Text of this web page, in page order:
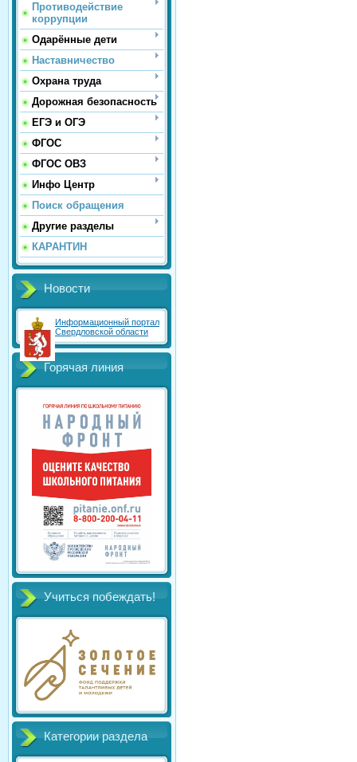
Противодействие
коррупции
Одарённые дети
Наставничество
Охрана труда
Дорожная безопасность
ЕГЭ и ОГЭ
ФГОС
ФГОС ОВЗ
Инфо Центр
Поиск обращения
Другие разделы
КАРАНТИН
Новости
Информационный портал
Свердловской области
Горячая линия
Учиться побеждать!
Категории раздела